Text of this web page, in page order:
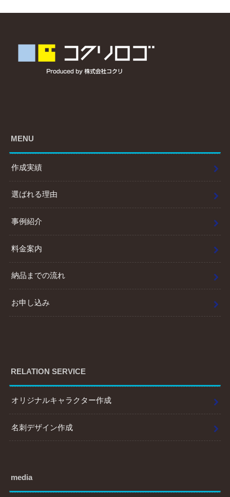
MENU
作成実績
選ばれる理由
事例紹介
料金案内
納品までの流れ
お申し込み
RELATION SERVICE
オリジナルキャラクター作成
名刺デザイン作成
media